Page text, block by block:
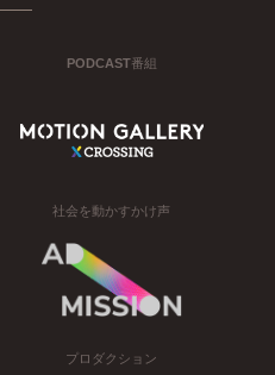
PODCAST番組
社会を動かすかけ声
プロダクション